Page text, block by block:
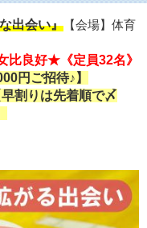
出会い』 【会場】体育
比良好★《定員32名》
円ご招待♪】
割りは先着順で〆